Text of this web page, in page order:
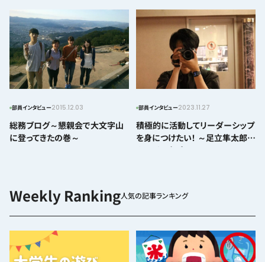
部員インタビュー2015.12.03
総務ブログ～懇親会で大文字山
に登ってきたの巻～
部員インタビュー2023.11.27
積極的に活動してリーダーシップ
を身につけたい！ ～足立隼太郎さ
んにインタビュー～
人気の記事ランキング